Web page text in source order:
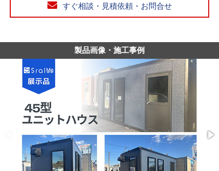
すぐ相談・見積依頼・お問合せ
製品画像・施工事例